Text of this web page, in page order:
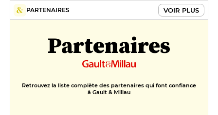
PARTENAIRES VOIR PLUS
Partenaires
Retrouvez la liste complète des partenaires qui font confiance
à Gault & Millau